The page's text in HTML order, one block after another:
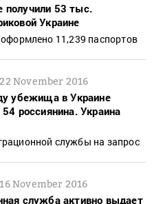
получили 53 тыс.
Украине
11,239 паспортов
22 November 2016
убежища в Украине
россиянина. Украина
службы на запрос
16 November 2016
служба активно выдает